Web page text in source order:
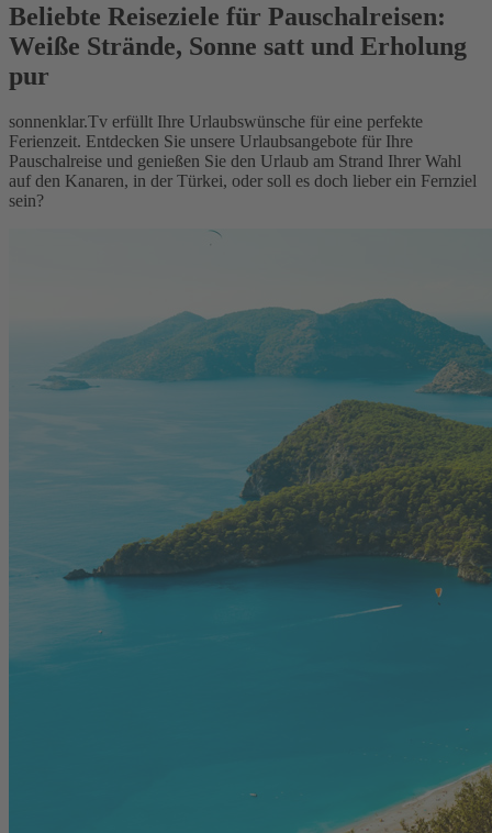
Beliebte Reiseziele für Pauschalreisen:
Weiße Strände, Sonne satt und Erholung
pur
sonnenklar.Tv erfüllt Ihre Urlaubswünsche für eine perfekte
Ferienzeit. Entdecken Sie unsere Urlaubsangebote für Ihre
Pauschalreise und genießen Sie den Urlaub am Strand Ihrer Wahl
auf den Kanaren, in der Türkei, oder soll es doch lieber ein Fernziel
sein?